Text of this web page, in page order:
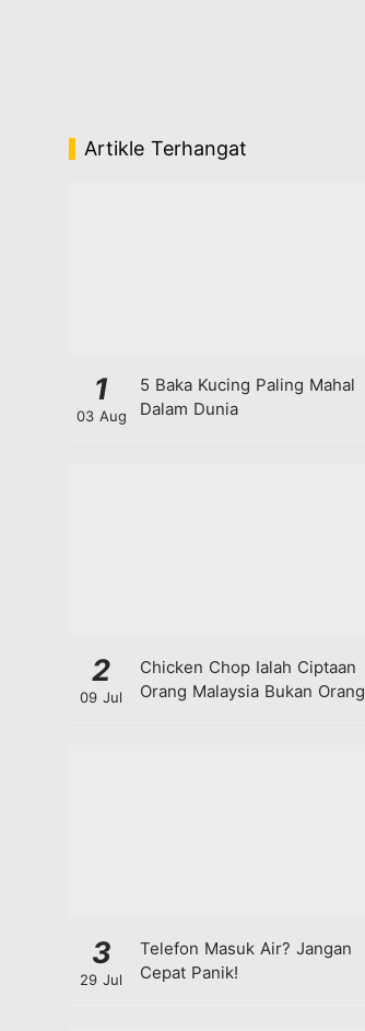
Artikle Terhangat
1
03 Aug
5 Baka Kucing Paling Mahal
Dalam Dunia
2
09 Jul
Chicken Chop Ialah Ciptaan
Orang Malaysia Bukan Orang
3
29 Jul
Telefon Masuk Air? Jangan
Cepat Panik!